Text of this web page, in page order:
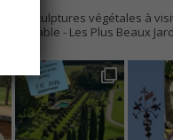
de sculptures végétales à
- Les Plus Beaux